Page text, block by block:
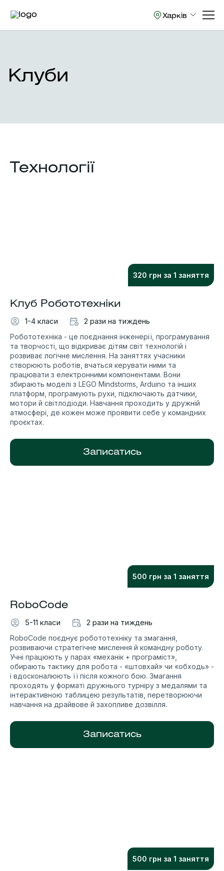
Харків
Клуби
Технології
320 грн за 1 заняття
Клуб Робототехніки
1-4 класи
2 рази на тиждень
Робототехніка - це поєднання інженерії, програмування
та творчості, що відкриває дітям світ технологій і
розвиває логічне мислення. На заняттях учасники
створюють роботів, вчаться керувати ними та
працювати з електронними компонентами. Вони
збирають моделі з LEGO Mindstorms, Arduino та інших
платформ, програмують рухи, підключають датчики,
мотори й світлодіоди. Навчання проходить у дружній
атмосфері, де кожен може проявити себе у командних
проєктах.
Записатись
500 грн за 1 заняття
RoboCode
5-11 класи
2 рази на тиждень
RoboCode поєднує робототехніку та змагання,
розвиваючи стратегічне мислення й командну роботу.
Учні працюють у парах «механік + програміст»,
обирають тактику для робота - «штовхай» чи «обходь» -
і вдосконалюють її після кожного бою. Змагання
проходять у форматі дружнього турніру з медалями та
інтерактивною таблицею результатів, перетворюючи
навчання на драйвове й захопливе дозвілля.
Записатись
500 грн за 1 заняття